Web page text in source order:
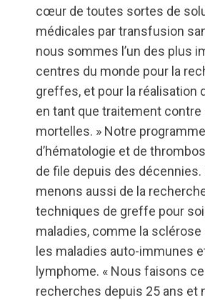
cœur de toutes sortes de
médicales par transfusion
nous sommes l’un des plus
centres du monde pour la
greffes, et pour la réalisation
en tant que traitement contre
mortelles. » Notre programme
d’hématologie et de
de file depuis des décennies.
menons aussi de la
techniques de greffe pour
maladies, comme la sclérose
les maladies auto-immunes
lymphome. « Nous faisons
recherches depuis 25 ans et